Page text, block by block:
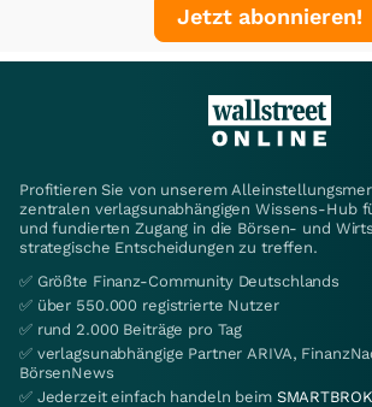
Jetzt abonnieren!
Profitieren Sie von unserem
zentralen verlagsunabhängigen Wissens-Hub
und fundierten Zugang in die Börsen- und
strategische Entscheidungen zu treffen.
✅ Größte Finanz-Community Deutschlands
✅ über 550.000 registrierte Nutzer
✅ rund 2.000 Beiträge pro Tag
✅ verlagsunabhängige Partner ARIVA,
BörsenNews
✅ Jederzeit einfach handeln beim